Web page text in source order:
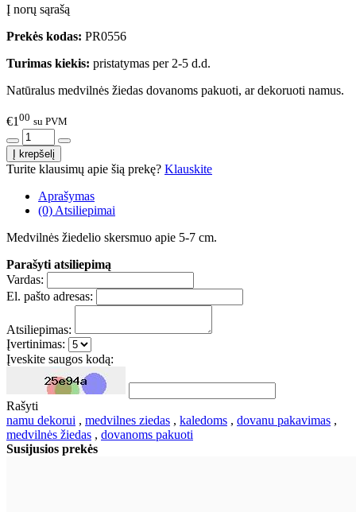
Į norų sąrašą
Prekės kodas: PR0556
Turimas kiekis: pristatymas per 2-5 d.d.
Natūralus medvilnės žiedas dovanoms pakuoti, ar dekoruoti namus.
€1 00 su PVM
Turite klausimų apie šią prekę? Klauskite
Aprašymas
(0) Atsiliepimai
Medvilnės žiedelio skersmuo apie 5-7 cm.
Parašyti atsiliepimą
Vardas:
El. pašto adresas:
Atsiliepimas:
Įvertinimas:
Įveskite saugos kodą:
Rašyti
namu dekorui , medvilnes ziedas , kaledoms , dovanu pakavimas ,
medvilnės žiedas , dovanoms pakuoti
Susijusios prekės